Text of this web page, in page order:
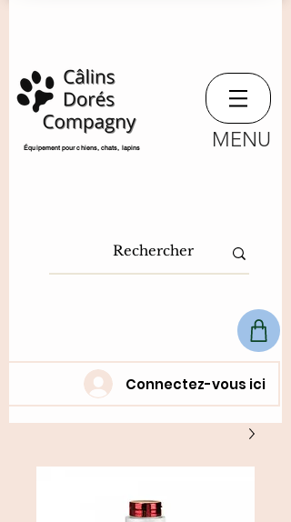
​Équipement pour chiens, chats, lapins MENU
Connectez-vous ici